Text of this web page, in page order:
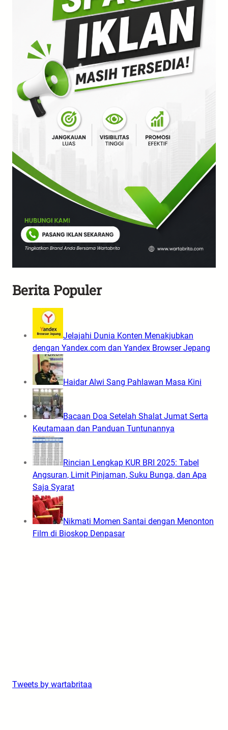
Berita Populer
Jelajahi Dunia Konten Menakjubkan
dengan Yandex.com dan Yandex Browser Jepang
Haidar Alwi Sang Pahlawan Masa Kini
Bacaan Doa Setelah Shalat Jumat Serta
Keutamaan dan Panduan Tuntunannya
Rincian Lengkap KUR BRI 2025: Tabel
Angsuran, Limit Pinjaman, Suku Bunga, dan Apa
Saja Syarat
Nikmati Momen Santai dengan Menonton
Film di Bioskop Denpasar
Tweets by wartabritaa